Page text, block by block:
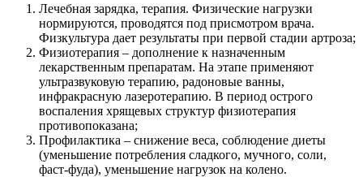
Лечебная зарядка, терапия. Физические нагрузки
нормируются, проводятся под присмотром врача.
Физкультура дает результаты при первой стадии артроза;
Физиотерапия – дополнение к назначенным
лекарственным препаратам. На этапе применяют
ультразвуковую терапию, радоновые ванны,
инфракрасную лазеротерапию. В период острого
воспаления хрящевых структур физиотерапия
противопоказана;
Профилактика – снижение веса, соблюдение диеты
(уменьшение потребления сладкого, мучного, соли,
фаст-фуда), уменьшение нагрузок на колено.